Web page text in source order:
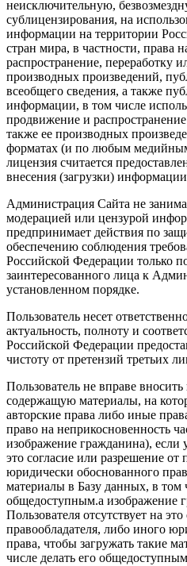
неисключительную,
сублицензирования, на
информации на территории
стран мира, в частности, права
распространение, переработку
производных произведений,
всеобщего сведения, а также
информации, в том числе
продвижение и
также ее производных
форматах (и по любым
лицензия считается
внесения (загрузки)
Администрация Сайта не
модерацией или цензурой
предпринимает действия по
обеспечению соблюдения
Российской Федерации только
заинтересованного лица к
установленном порядке.
Пользователь несет
актуальность, полноту и
Российской Федерации
чистоту от претензий третьих
Пользователь не вправе
содержащую материалы, на
авторские права либо иные
право на неприкосновенность
изображение гражданина), если
это согласие или разрешение от
юридически обоснованного
материалы в Базу данных, в том
общедоступным.а изображение
Пользователя отсутствует на
правообладателя, либо иного
права, чтобы загружать такие
числе делать его